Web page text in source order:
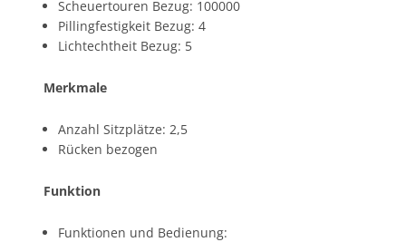
Scheuertouren Bezug: 100000
Pillingfestigkeit Bezug: 4
Lichtechtheit Bezug: 5
Merkmale
Anzahl Sitzplätze: 2,5
Rücken bezogen
Funktion
Funktionen und Bedienung: